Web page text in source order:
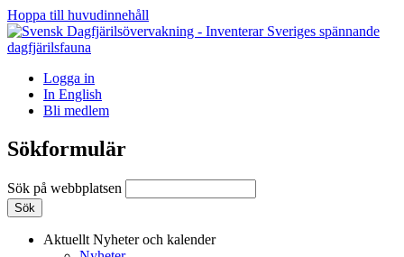
Hoppa till huvudinnehåll
Logga in
In English
Bli medlem
Sökformulär
Sök på webbplatsen
Aktuellt Nyheter och kalender